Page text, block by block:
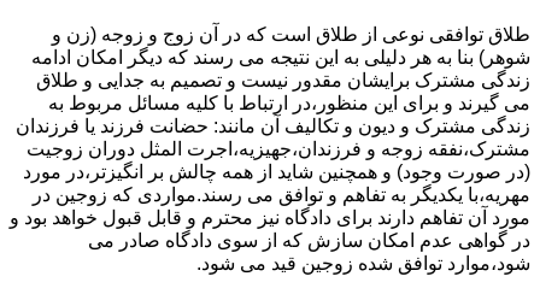
طلاق توافقی نوعی از طلاق است که در آن زوج و زوجه (زن و
شوهر) بنا به هر دلیلی به این نتیجه می رسند که دیگر امکان ادامه
زندگی مشترک برایشان مقدور نیست و تصمیم به جدایی و طلاق
می گیرند و برای این منظور،در ارتباط با کلیه مسائل مربوط به
زندگی مشترک و دیون و تکالیف آن مانند: حضانت فرزند یا فرزندان
مشترک،نفقه زوجه و فرزندان،جهیزیه،اجرت المثل دوران زوجیت
(در صورت وجود) و همچنین شاید از همه چالش بر انگیزتر،در مورد
مهریه،با یکدیگر به تفاهم و توافق می رسند.مواردی که زوجین در
مورد آن تفاهم دارند برای دادگاه نیز محترم و قابل قبول خواهد بود و
در گواهی عدم امکان سازش که از سوی دادگاه صادر می
شود،موارد توافق شده زوجین قید می شود.